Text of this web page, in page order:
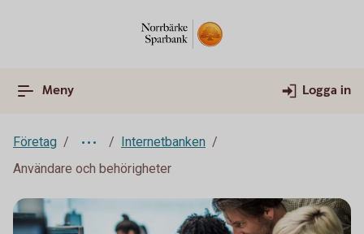
Meny Logga in
Företag
Internetbanken
Användare och behörigheter